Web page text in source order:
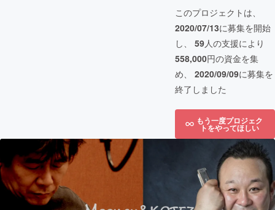
このプロジェクトは、
2020/07/13に募集を開始
し、 59人の支援により
558,000円の資金を集
め、 2020/09/09に募集を
終了しました
もう一度プロジェク
トをやってほしい